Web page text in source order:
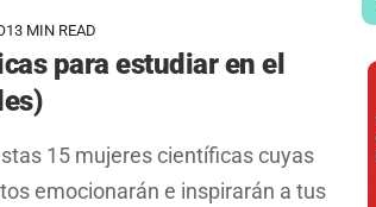
13 MIN READ
para estudiar en el
15 mujeres científicas cuyas
emocionarán e inspirarán a tus